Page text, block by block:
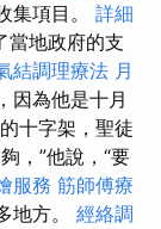
集項目。 詳細
當地政府的支
結調理療法 月
因為他是十月
十字架，聖徒
，”他說，“要
服務 筋師傅療
地方。 經絡調